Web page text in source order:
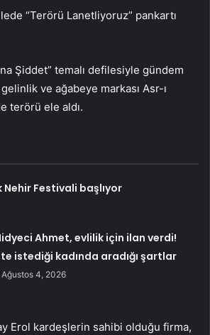
“Terörü Lanetliyoruz” pankartı
Şiddet” temalı defilesiyle gündem
ve ağabeye markası Asr-ı
terörü ele aldı.
Nehir Festivali başlıyor
Ahmet, evlilik için ilan verdi!
istediği kadında aradığı şartlar
Ağustos 4, 2026
Erol kardeşlerin sahibi olduğu firma,